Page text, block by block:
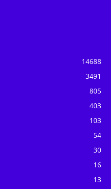
14688
3491
805
403
103
54
30
16
13